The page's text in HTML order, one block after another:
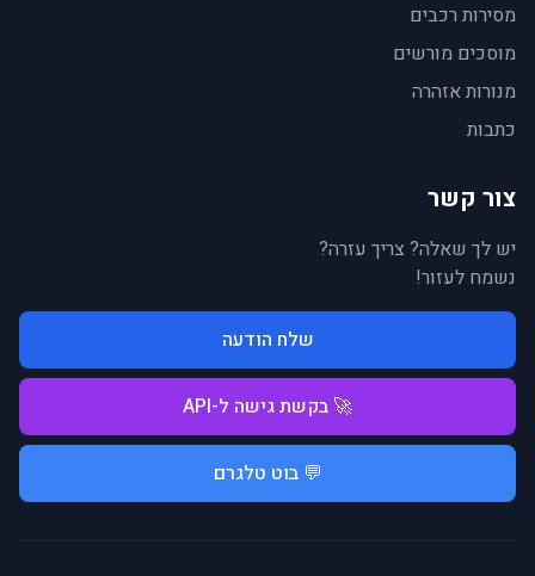
מסירות רכבים
מוסכים מורשים
מנורות אזהרה
כתבות
צור קשר
יש לך שאלה? צריך עזרה?
נשמח לעזור!
שלח הודעה
🚀 בקשת גישה ל-API
💬 בוט טלגרם